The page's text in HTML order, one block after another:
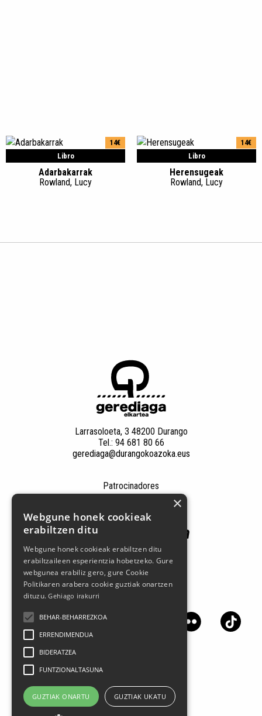
Libro
14€
Adarbakarrak
Rowland, Lucy
Libro
14€
Herensugeak
Rowland, Lucy
Larrasoloeta, 3 48200 Durango
Tel.: 94 681 80 66
gerediaga@durangokoazoka.eus
Patrocinadores
Síguenos en las redes sociales
×
Webgune honek cookieak
erabiltzen ditu
Webgune honek cookieak erabiltzen ditu
erabiltzaileen esperientzia hobetzeko. Gure
webgunea erabiliz gero, gure Cookie
Politikaren arabera cookie guztiak onartzen
dituzu.Gehiago irakurri
BEHAR-BEHARREZKOA
ERRENDIMENDUA
BIDERATZEA
FUNTZIONALTASUNA
GUZTIAK ONARTU GUZTIAK UKATU